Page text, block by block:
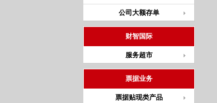
公司大额存单
财智国际
服务超市
票据业务
票据贴现类产品